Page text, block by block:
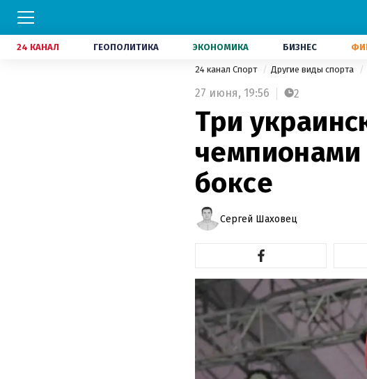
24 КАНАЛ ГЕОПОЛИТИКА ЭКОНОМИКА БИЗНЕС
24 канал Спорт Другие виды спорта
27 июня, 19:56 2
Три
чемпионами
боксе
Сергей Шаховец